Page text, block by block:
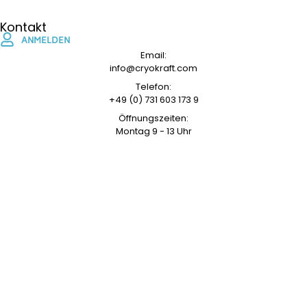
Kontakt
ANMELDEN
Email:
info@cryokraft.com
Telefon:
+49 (0) 731 603 173 9
Öffnungszeiten:
Montag 9 - 13 Uhr